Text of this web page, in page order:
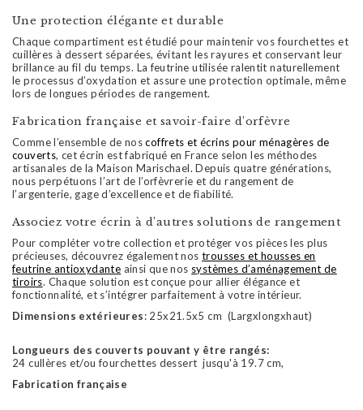
Une protection élégante et durable
Chaque compartiment est étudié pour maintenir vos fourchettes et
cuillères à dessert séparées, évitant les rayures et conservant leur
brillance au fil du temps. La feutrine utilisée ralentit naturellement
le processus d’oxydation et assure une protection optimale, même
lors de longues périodes de rangement.
Fabrication française et savoir-faire d’orfèvre
Comme l’ensemble de noscoffrets et écrins pour ménagères de
couverts, cet écrin est fabriqué en France selon les méthodes
artisanales de la Maison Marischael. Depuis quatre générations,
nous perpétuons l’art de l’orfèvrerie et du rangement de
l’argenterie, gage d’excellence et de fiabilité.
Associez votre écrin à d’autres solutions de rangement
Pour compléter votre collection et protéger vos pièces les plus
précieuses, découvrez également nostrousses et housses en
feutrine antioxydante ainsi que nos systèmes d’aménagement de
tiroirs. Chaque solution est conçue pour allier élégance et
fonctionnalité, et s’intégrer parfaitement à votre intérieur.
Dimensions extérieures: 25x21.5x5 cm (Largxlongxhaut)
Longueurs des couverts pouvant y être rangés:
24 cullères et/ou fourchettes dessert jusqu'à 19.7 cm,
Fabrication française